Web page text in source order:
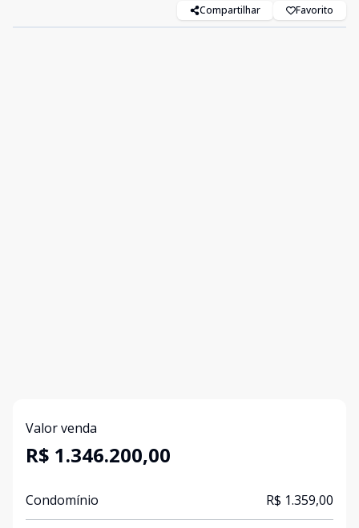
Compartilhar Favorito
Valor venda
R$ 1.346.200,00
Condomínio R$ 1.359,00